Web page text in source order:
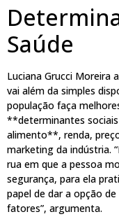
Saúde
Luciana Grucci Moreira
vai além da simples
população faça
**determinantes
alimento**, renda,
marketing da indústria.
rua em que a pessoa
segurança, para ela
papel de dar a opção
fatores”, argumenta.